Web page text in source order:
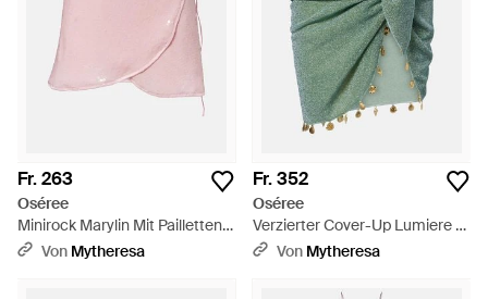
Fr. 263
Oséree
Minirock Marylin Mit Pailletten -
PinkVon Mytheresa
Fr. 352
Oséree
Verzierter Cover-Up Lumiere -
GrünVon Mytheresa